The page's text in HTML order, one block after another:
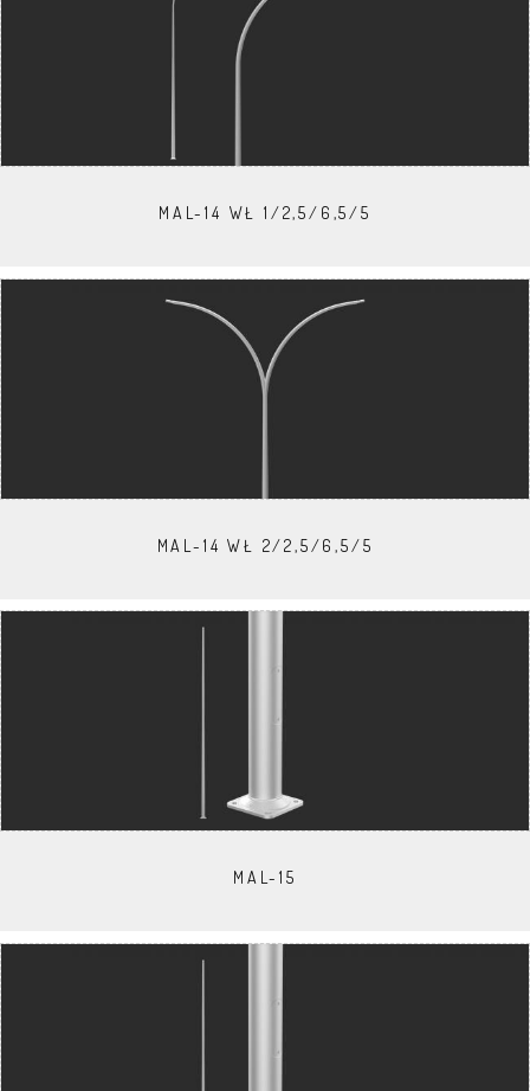
MAL-14 WŁ 1/2,5/6,5/5
MAL-14 WŁ 2/2,5/6,5/5
MAL-15